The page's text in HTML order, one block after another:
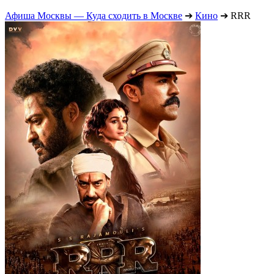
Афиша Москвы — Куда сходить в Москве ➔ Кино ➔ RRR